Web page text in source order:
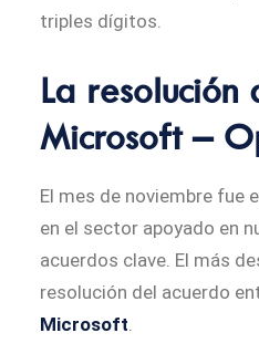
triples dígitos.
La resolución
Microsoft –
El mes de noviembre fue
en el sector apoyado en
acuerdos clave. El más
resolución del acuerdo
Microsoft.